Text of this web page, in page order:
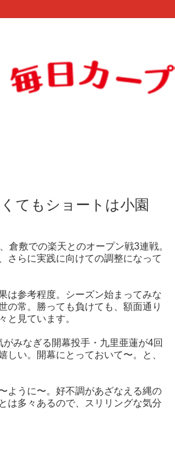
てもショートは小園
倉敷での楽天とのオープン戦3連戦。
さらに実践に向けての調整になって
は参考程度。シーズン始まってみな
の常。勝っても負けても、額面通り
と見ています。
みなぎる開幕投手・九里亜蓮が4回
しい。開幕にとっておいて〜。と、
ように〜。好不調があざなえる縄の
は多々あるので、スリリングな気分